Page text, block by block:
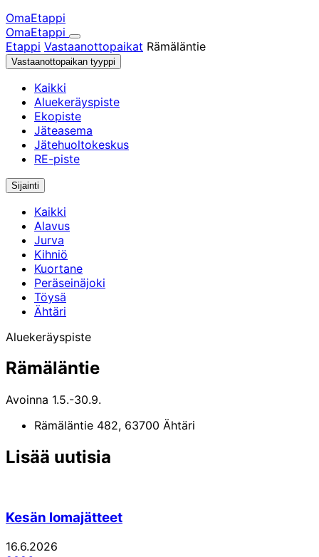
OmaEtappi
OmaEtappi
Haku
Olet
täällä:
Etappi Vastaanottopaikat Rämäläntie
Vastaanottopaikan tyyppi
Kaikki
Aluekeräyspiste
Ekopiste
Jäteasema
Jätehuoltokeskus
RE-piste
Sijainti
Kaikki
Alavus
Jurva
Kihniö
Kuortane
Peräseinäjoki
Töysä
Ähtäri
Aluekeräyspiste
Rämäläntie
Avoinna 1.5.-30.9.
Rämäläntie 482, 63700 Ähtäri
Jaa
tämä
Jaa:
Facebook
Jaa:
Twitter
Jaa:
LinkedIn
Jaa:
WhatsApp
Jaa:
Email
Lisää uutisia
Kesän lomajätteet
16.6.2026